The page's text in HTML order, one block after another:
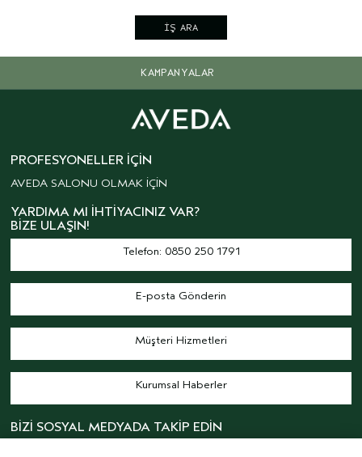
İŞ ARA
KAMPANYALAR
PROFESYONELLER İÇIN
AVEDA SALONU OLMAK İÇİN
YARDIMA MI İHTIYACINIZ VAR?
BIZE ULAŞIN!
Telefon: 0850 250 1791
E-posta Gönderin
Müşteri Hizmetleri
Kurumsal Haberler
BİZİ SOSYAL MEDYADA TAKİP EDİN